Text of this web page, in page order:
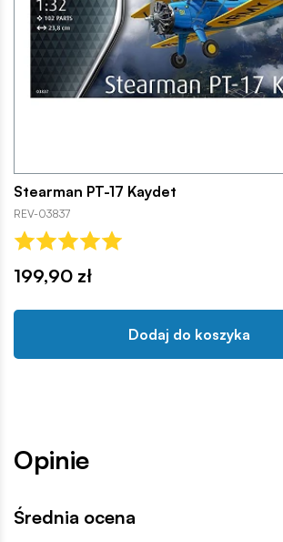
Stearman PT-17 Kaydet
REV-03837
199,90 zł
Dodaj do koszyka
Opinie
Średnia ocena